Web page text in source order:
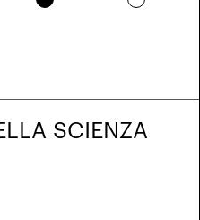
SCIENZA